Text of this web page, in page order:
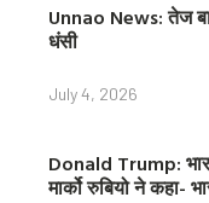
Unnao News: तेज
धंसी
July 4, 2026
Donald Trump:
मार्को रुबियो ने कहा-